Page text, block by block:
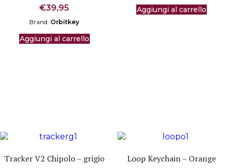
€39,95
Brand: Orbitkey
Aggiungi al carrello
Aggiungi al carrello
Tracker V2 Chipolo – grigio Loop Keychain – Orange